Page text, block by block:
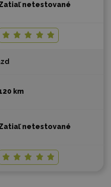
netestované
km
netestované